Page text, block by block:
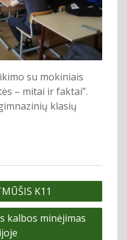
su mokiniais
– mitai ir faktai”.
klasių
K11
kalbos minėjimas